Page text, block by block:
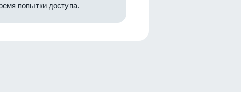
попытки доступа.